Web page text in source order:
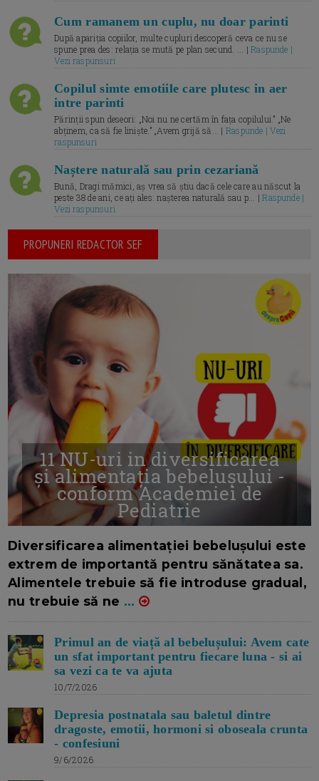
Cum ramanem un cuplu, nu doar parinti
După apariția copiilor, multe cupluri descoperă ceva ce nu se
spune prea des: relația se mută pe plan secund. ... |Raspunde |
Vezi raspunsuri
Copilul simte emotiile care plutesc in aer
intre parinti
Părinții spun deseori: „Noi nu ne certăm în fața copilului.” „Ne
abținem, ca să fie liniște.” „Avem grijă să... | Raspunde | Vezi
raspunsuri
Naștere naturală sau prin cezariană
Bună, Dragi mămici, aș vrea să știu dacă cele care au născut la
peste 38 de ani, ce ați ales: nașterea naturală sau p... |Raspunde |
Vezi raspunsuri
PROPUNERI REDACTOR SEF
11 NU-uri in diversificarea
și alimentația bebelușului -
conform Academiei de
Pediatrie
Diversificarea alimentației bebelușului este
extrem de importantă pentru sănătatea sa.
Alimentele trebuie să fie introduse gradual,
nu trebuie să ne ...
Primul an de viață al bebelușului: Avem cate
un sfat important pentru fiecare luna - si ai
sa vezi ca te va ajuta
10/7/2026
Depresia postnatala sau baletul dintre
dragoste, emotii, hormoni si oboseala crunta
- confesiuni
9/6/2026